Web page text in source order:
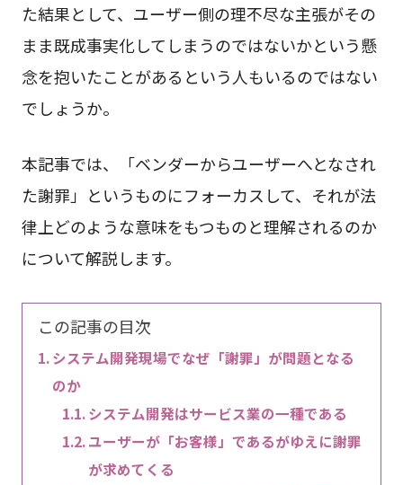
た結果として、ユーザー側の理不尽な主張がその
まま既成事実化してしまうのではないかという懸
念を抱いたことがあるという人もいるのではない
でしょうか。
本記事では、「ベンダーからユーザーへとなされ
た謝罪」というものにフォーカスして、それが法
律上どのような意味をもつものと理解されるのか
について解説します。
この記事の目次
システム開発現場でなぜ「謝罪」が問題となる
のか
システム開発はサービス業の一種である
ユーザーが「お客様」であるがゆえに謝罪
が求めてくる